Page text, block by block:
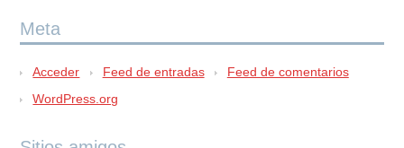
Meta
Acceder Feed de entradas
Feed de comentarios
WordPress.org